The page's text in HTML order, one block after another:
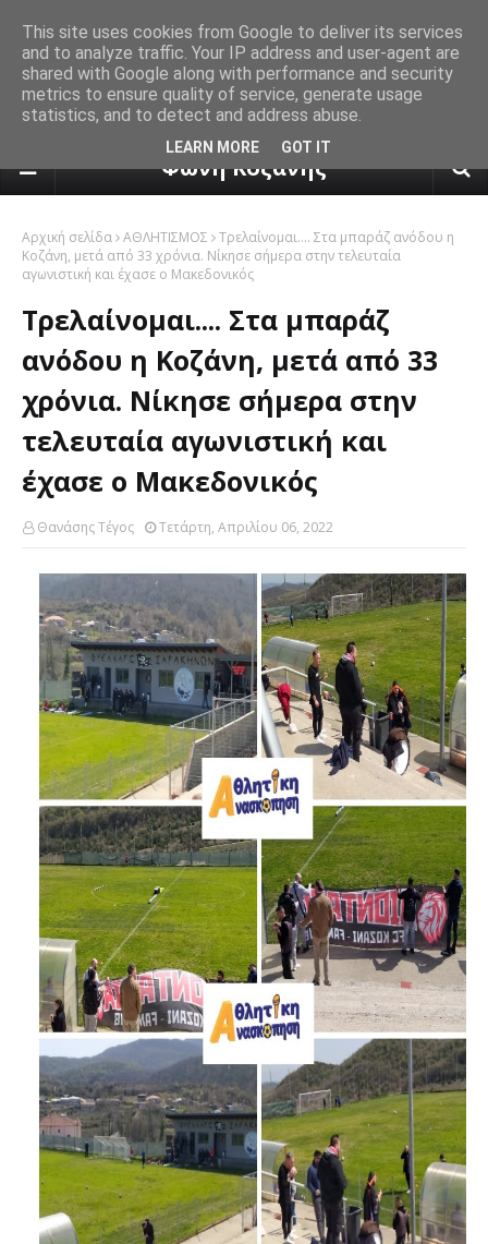
πρόγνωση καιρού από το
Φωνή Κοζάνης
Αρχική σελίδα ΑΘΛΗΤΙΣΜΟΣ
Τρελαίνομαι.... Στα μπαράζ ανόδου η
Κοζάνη, μετά από 33 χρόνια. Νίκησε σήμερα στην τελευταία
αγωνιστική και έχασε ο Μακεδονικός
Τρελαίνομαι.... Στα μπαράζ
ανόδου η Κοζάνη, μετά από 33
χρόνια. Νίκησε σήμερα στην
τελευταία αγωνιστική και
έχασε ο Μακεδονικός
Θανάσης Τέγος Τετάρτη, Απριλίου 06, 2022
This site uses cookies from Google to deliver its services
and to analyze traffic. Your IP address and user-agent are
shared with Google along with performance and security
metrics to ensure quality of service, generate usage
statistics, and to detect and address abuse.
LEARN MORE GOT IT